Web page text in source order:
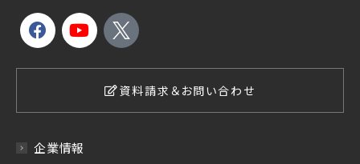
資料請求＆お問い合わせ
企業情報